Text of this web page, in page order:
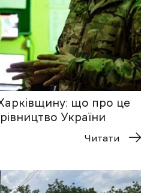
що про це
України
Читати